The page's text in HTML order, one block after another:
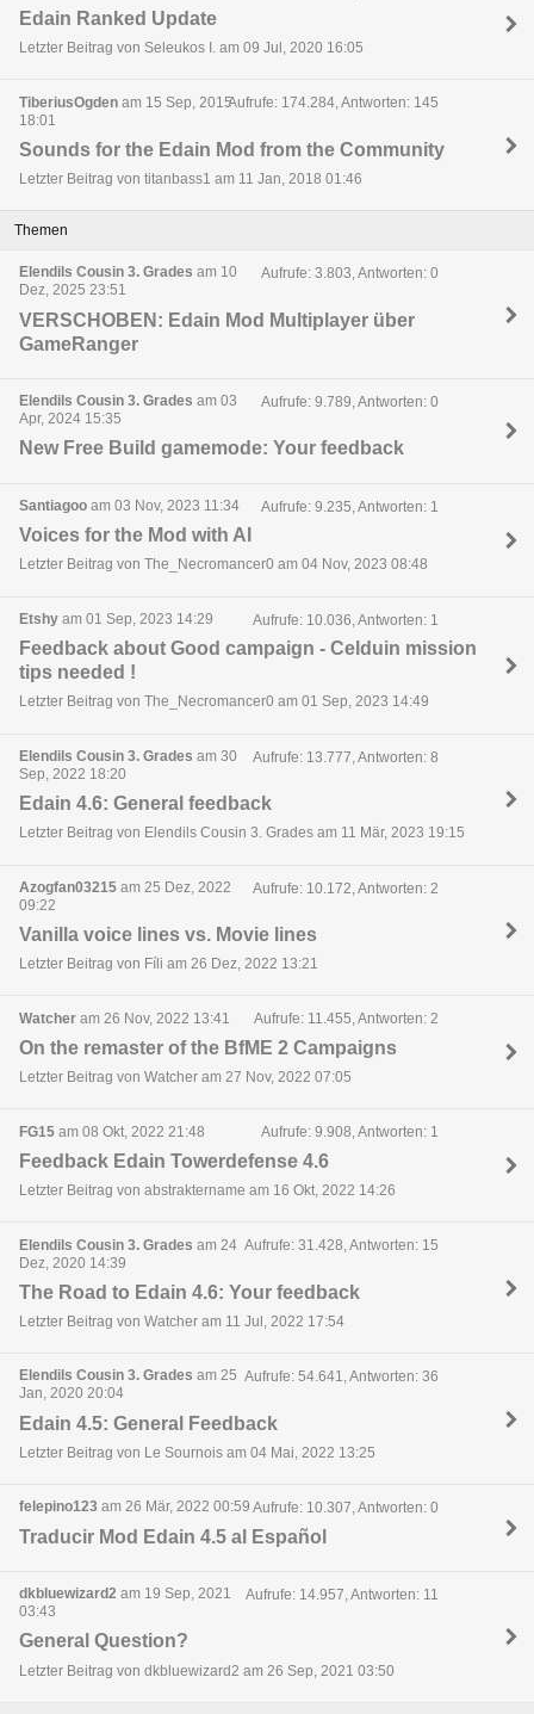
Edain Ranked Update
Letzter Beitrag von Seleukos I. am 09 Jul, 2020 16:05
TiberiusOgden am 15 Sep, 2015
18:01
Aufrufe: 174.284, Antworten: 145
Sounds for the Edain Mod from the Community
Letzter Beitrag von titanbass1 am 11 Jan, 2018 01:46
Themen
Elendils Cousin 3. Grades am 10
Dez, 2025 23:51
Aufrufe: 3.803, Antworten: 0
VERSCHOBEN: Edain Mod Multiplayer über
GameRanger
Elendils Cousin 3. Grades am 03
Apr, 2024 15:35
Aufrufe: 9.789, Antworten: 0
New Free Build gamemode: Your feedback
Santiagoo am 03 Nov, 2023 11:34 Aufrufe: 9.235, Antworten: 1
Voices for the Mod with AI
Letzter Beitrag von The_Necromancer0 am 04 Nov, 2023 08:48
Etshy am 01 Sep, 2023 14:29 Aufrufe: 10.036, Antworten: 1
Feedback about Good campaign - Celduin mission
tips needed !
Letzter Beitrag von The_Necromancer0 am 01 Sep, 2023 14:49
Elendils Cousin 3. Grades am 30
Sep, 2022 18:20
Aufrufe: 13.777, Antworten: 8
Edain 4.6: General feedback
Letzter Beitrag von Elendils Cousin 3. Grades am 11 Mär, 2023 19:15
Azogfan03215 am 25 Dez, 2022
09:22
Aufrufe: 10.172, Antworten: 2
Vanilla voice lines vs. Movie lines
Letzter Beitrag von Fíli am 26 Dez, 2022 13:21
Watcher am 26 Nov, 2022 13:41 Aufrufe: 11.455, Antworten: 2
On the remaster of the BfME 2 Campaigns
Letzter Beitrag von Watcher am 27 Nov, 2022 07:05
FG15 am 08 Okt, 2022 21:48 Aufrufe: 9.908, Antworten: 1
Feedback Edain Towerdefense 4.6
Letzter Beitrag von abstraktername am 16 Okt, 2022 14:26
Elendils Cousin 3. Grades am 24
Dez, 2020 14:39
Aufrufe: 31.428, Antworten: 15
The Road to Edain 4.6: Your feedback
Letzter Beitrag von Watcher am 11 Jul, 2022 17:54
Elendils Cousin 3. Grades am 25
Jan, 2020 20:04
Aufrufe: 54.641, Antworten: 36
Edain 4.5: General Feedback
Letzter Beitrag von Le Sournois am 04 Mai, 2022 13:25
felepino123 am 26 Mär, 2022 00:59 Aufrufe: 10.307, Antworten: 0
Traducir Mod Edain 4.5 al Español
dkbluewizard2 am 19 Sep, 2021
03:43
Aufrufe: 14.957, Antworten: 11
General Question?
Letzter Beitrag von dkbluewizard2 am 26 Sep, 2021 03:50